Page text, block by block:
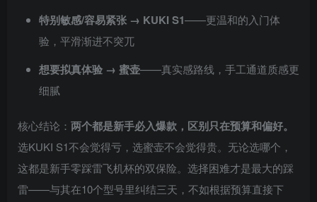
特别敏感/容易紧张 → KUKI S1——更温和的入门体
验，平滑渐进不突兀
想要拟真体验 → 蜜壶——真实感路线，手工通道质感更
细腻
核心结论： 两个都是新手必入爆款，区别只在预算和偏好。
选KUKI S1不会觉得亏，选蜜壶不会觉得贵。无论选哪个，
这都是新手零踩雷飞机杯的双保险。选择困难才是最大的踩
雷——与其在10个型号里纠结三天，不如根据预算直接下